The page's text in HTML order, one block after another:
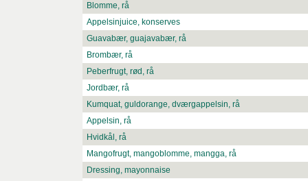
Blomme, rå
Appelsinjuice, konserves
Guavabær, guajavabær, rå
Brombær, rå
Peberfrugt, rød, rå
Jordbær, rå
Kumquat, guldorange, dværgappelsin, rå
Appelsin, rå
Hvidkål, rå
Mangofrugt, mangoblomme, mangga, rå
Dressing, mayonnaise